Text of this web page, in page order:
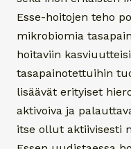
Esse-hoitojen teho
mikrobiomia
hoitaviin
tasapainotettuihin
lisäävät erityiset
aktivoiva ja
itse ollut aktiivisesti